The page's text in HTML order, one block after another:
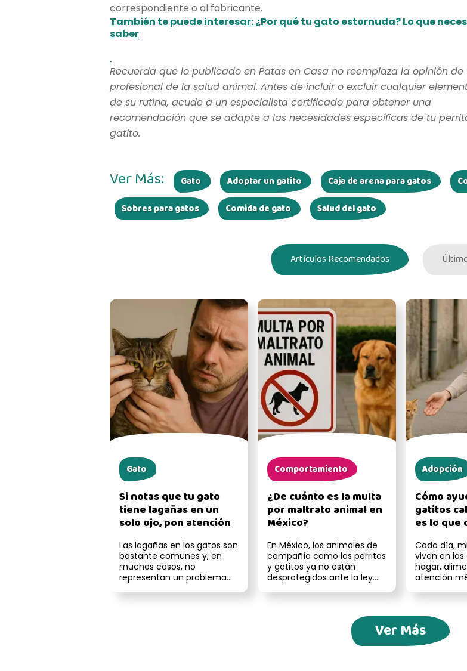
correspondiente o al fabricante.
También te puede interesar: ¿Por qué tu gato estornuda? Lo que
saber
Recuerda que lo publicado en Patas en Casa no reemplaza la opinión de
profesional de la salud animal. Antes de incluir o excluir cualquier
de su rutina, acude a un especialista certificado para obtener una
recomendación que se adapte a las necesidades específicas de tu
gatito.
Ver Más: Gato Adoptar un gatito Caja de arena para gatos
Sobres para gatos
Comida de gato Salud del gato
Artículos Recomendados
Gato
Si notas que tu gato
tiene lagañas en un
solo ojo, pon atención
Las lagañas en los gatos son
bastante comunes y, en
muchos casos, no
representan un problema
Comportamiento
¿De cuánto es la multa
por maltrato animal en
México?
En México, los animales de
compañía como los perritos
y gatitos ya no están
desprotegidos ante la ley.
Adopción
Cómo
gatitos
es lo que
según
Cada día,
viven en las
hogar,
atención
Ver Más